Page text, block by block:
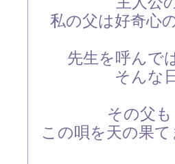
私の父は好奇心
先生を呼んで
そんな
その父
この唄を天の果